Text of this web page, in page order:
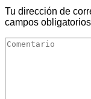
Tu dirección de
campos